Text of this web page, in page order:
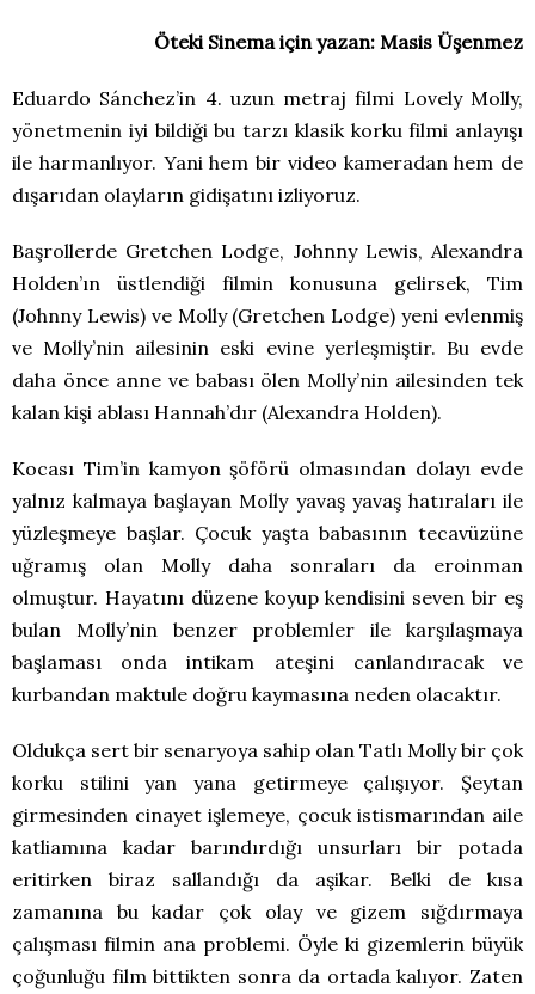
Öteki Sinema için yazan: Masis Üşenmez
Eduardo Sánchez’in 4. uzun metraj filmi Lovely Molly,
yönetmenin iyi bildiği bu tarzı klasik korku filmi anlayışı
ile harmanlıyor. Yani hem bir video kameradan hem de
dışarıdan olayların gidişatını izliyoruz.
Başrollerde Gretchen Lodge, Johnny Lewis, Alexandra
Holden’ın üstlendiği filmin konusuna gelirsek, Tim
(Johnny Lewis) ve Molly (Gretchen Lodge) yeni evlenmiş
ve Molly’nin ailesinin eski evine yerleşmiştir. Bu evde
daha önce anne ve babası ölen Molly’nin ailesinden tek
kalan kişi ablası Hannah’dır (Alexandra Holden).
Kocası Tim’in kamyon şöförü olmasından dolayı evde
yalnız kalmaya başlayan Molly yavaş yavaş hatıraları ile
yüzleşmeye başlar. Çocuk yaşta babasının tecavüzüne
uğramış olan Molly daha sonraları da eroinman
olmuştur. Hayatını düzene koyup kendisini seven bir eş
bulan Molly’nin benzer problemler ile karşılaşmaya
başlaması onda intikam ateşini canlandıracak ve
kurbandan maktule doğru kaymasına neden olacaktır.
Oldukça sert bir senaryoya sahip olan Tatlı Molly bir çok
korku stilini yan yana getirmeye çalışıyor. Şeytan
girmesinden cinayet işlemeye, çocuk istismarından aile
katliamına kadar barındırdığı unsurları bir potada
eritirken biraz sallandığı da aşikar. Belki de kısa
zamanına bu kadar çok olay ve gizem sığdırmaya
çalışması filmin ana problemi. Öyle ki gizemlerin büyük
çoğunluğu film bittikten sonra da ortada kalıyor. Zaten